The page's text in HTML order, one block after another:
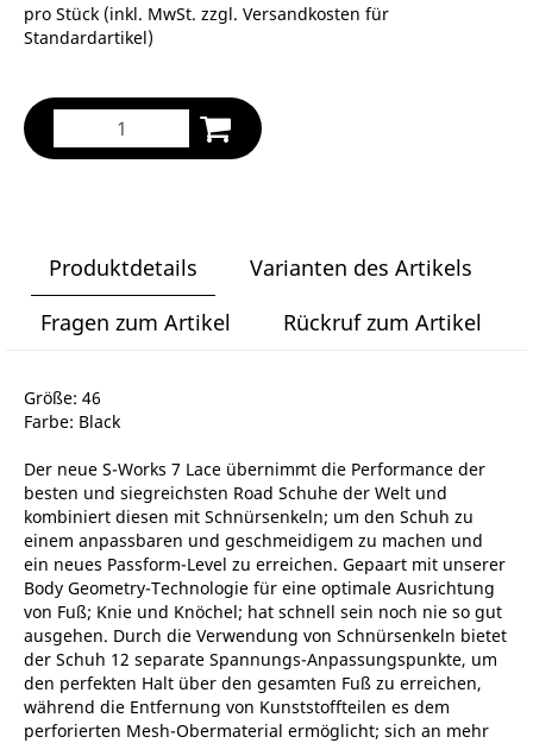
pro Stück (inkl. MwSt. zzgl. Versandkosten für
Standardartikel)
Produktdetails
Varianten des Artikels
Fragen zum Artikel
Rückruf zum Artikel
Größe: 46
Farbe: Black
Der neue S-Works 7 Lace übernimmt die Performance der
besten und siegreichsten Road Schuhe der Welt und
kombiniert diesen mit Schnürsenkeln; um den Schuh zu
einem anpassbaren und geschmeidigem zu machen und
ein neues Passform-Level zu erreichen. Gepaart mit unserer
Body Geometry-Technologie für eine optimale Ausrichtung
von Fuß; Knie und Knöchel; hat schnell sein noch nie so gut
ausgehen. Durch die Verwendung von Schnürsenkeln bietet
der Schuh 12 separate Spannungs-Anpassungspunkte, um
den perfekten Halt über den gesamten Fuß zu erreichen,
während die Entfernung von Kunststoffteilen es dem
perforierten Mesh-Obermaterial ermöglicht; sich an mehr